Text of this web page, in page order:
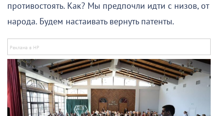
противостоять. Как? Мы предпочли идти с низов, от
народа. Будем настаивать вернуть патенты.